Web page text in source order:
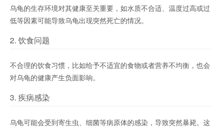
乌龟的生存环境对其健康至关重要，如水质不合适、温度过高或过
低等因素可能导致乌龟出现突然死亡的情况。
2. 饮食问题
不合理的饮食习惯，比如给予不适宜的食物或者营养不均衡，也会
对乌龟的健康产生负面影响。
3. 疾病感染
乌龟可能会受到寄生虫、细菌等病原体的感染，导致突然暴毙。这